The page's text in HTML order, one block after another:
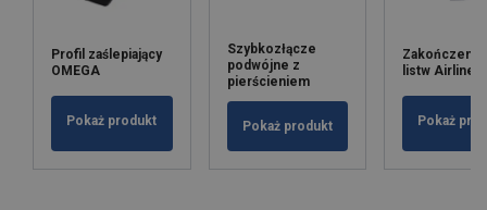
Profil zaślepiający
OMEGA
Pokaż produkt
Szybkozłącze
podwójne z
pierścieniem
Pokaż produkt
Zakończenia
listw Airline
Pokaż